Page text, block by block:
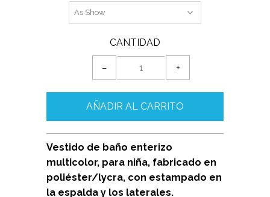
CANTIDAD
− +
Vestido de baño enterizo
multicolor, para niña, fabricado en
poliéster/lycra, con estampado en
la espalda y los laterales.